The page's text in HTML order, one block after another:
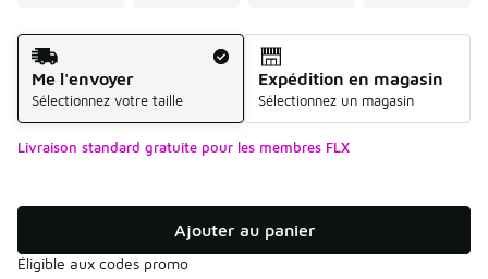
Mode d'expédition
Me l'envoyer
Sélectionnez votre taille
Expédition en magasin
Sélectionnez un magasin
Livraison standard gratuite pour les membres FLX
Ajouter au panier
Éligible aux codes promo